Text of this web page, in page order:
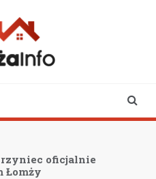
oficjalnie